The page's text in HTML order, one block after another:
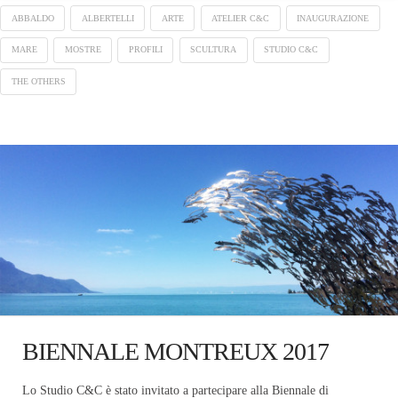
ABBALDO ALBERTELLI ARTE ATELIER C&C INAUGURAZIONE
MARE MOSTRE PROFILI SCULTURA STUDIO C&C
THE OTHERS
BIENNALE MONTREUX 2017
Lo Studio C&C è stato invitato a partecipare alla Biennale di